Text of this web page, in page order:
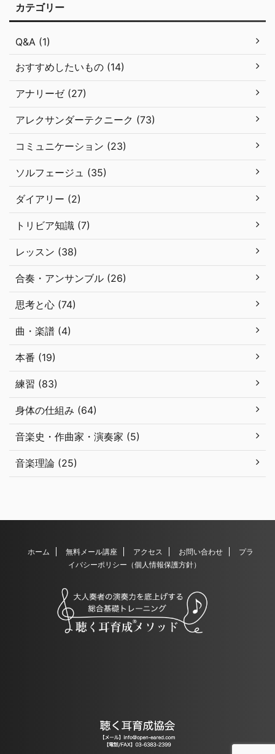
カテゴリー
Q&A (1)
おすすめしたいもの (14)
アナリーゼ (27)
アレクサンダーテクニーク (73)
コミュニケーション (23)
ソルフェージュ (35)
ダイアリー (2)
トリビア知識 (7)
レッスン (38)
合奏・アンサンブル (26)
思考と心 (74)
曲・楽譜 (4)
本番 (19)
練習 (83)
身体の仕組み (64)
音楽史・作曲家・演奏家 (5)
音楽理論 (25)
ホーム 無料メール講座 アクセス お問い合わせ
プラ
イバシーポリシー（個人情報保護方針）